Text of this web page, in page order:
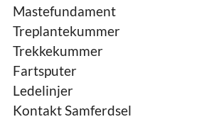
Mastefundament
Treplantekummer
Trekkekummer
Fartsputer
Ledelinjer
Kontakt Samferdsel